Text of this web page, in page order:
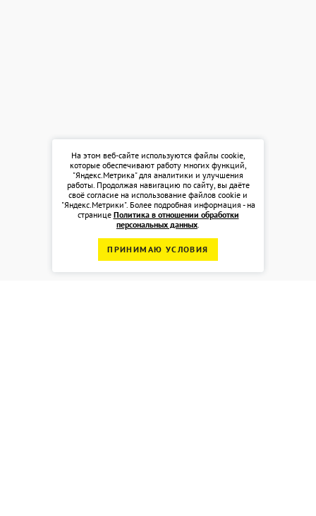
На этом веб-сайте используются файлы cookie,
которые обеспечивают работу многих функций,
"Яндекс.Метрика" для аналитики и улучшения
работы. Продолжая навигацию по сайту, вы даёте
своё согласие на использование файлов cookie и
"Яндекс.Метрики". Более подробная информация - на
странице Политика в отношении обработки
персональных данных.
ПРИНИМАЮ УСЛОВИЯ